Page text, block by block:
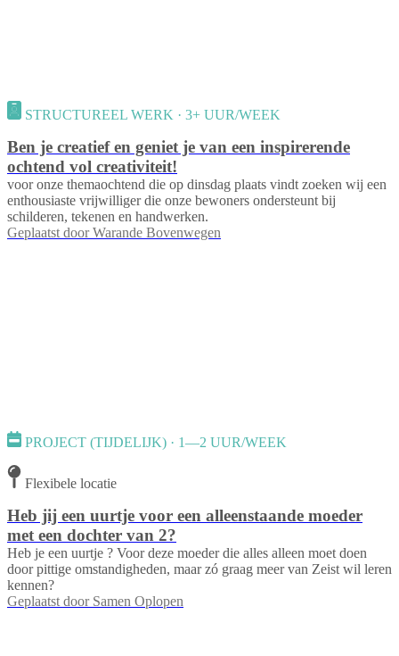
STRUCTUREEL WERK · 3+ UUR/WEEK
Ben je creatief en geniet je van een inspirerende
ochtend vol creativiteit!
voor onze themaochtend die op dinsdag plaats vindt zoeken wij een
enthousiaste vrijwilliger die onze bewoners ondersteunt bij
schilderen, tekenen en handwerken.
Geplaatst door Warande Bovenwegen
PROJECT (TIJDELIJK) · 1—2 UUR/WEEK
Flexibele locatie
Heb jij een uurtje voor een alleenstaande moeder
met een dochter van 2?
Heb je een uurtje ? Voor deze moeder die alles alleen moet doen
door pittige omstandigheden, maar zó graag meer van Zeist wil leren
kennen?
Geplaatst door Samen Oplopen